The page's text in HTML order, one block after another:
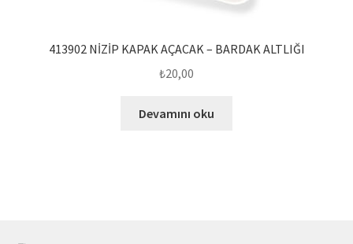
413902 NİZİP KAPAK AÇACAK – BARDAK ALTLIĞI
₺20,00
Devamını oku